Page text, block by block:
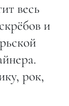
весь
и
рок,